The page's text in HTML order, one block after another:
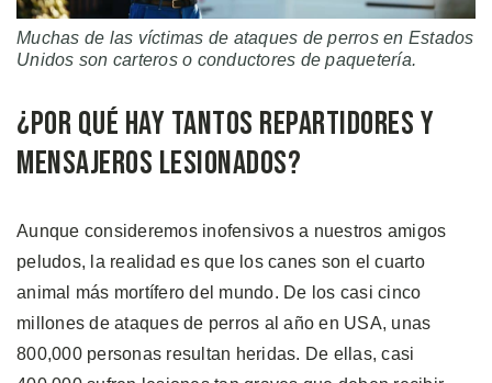
Muchas de las víctimas de ataques de perros en Estados
Unidos son carteros o conductores de paquetería.
¿Por Qué Hay Tantos Repartidores y
Mensajeros Lesionados?
Aunque consideremos inofensivos a nuestros amigos
peludos, la realidad es que los canes son el cuarto
animal más mortífero del mundo. De los casi cinco
millones de ataques de perros al año en USA, unas
800,000 personas resultan heridas. De ellas, casi